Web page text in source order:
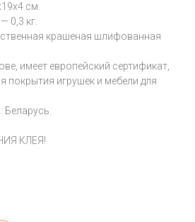
см.
0,3 кг.
крашеная шлифованная
имеет европейский сертификат,
покрытия игрушек и мебели для
Беларусь.
КЛЕЯ!